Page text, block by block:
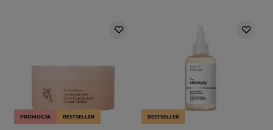
PROMOCJA BESTSELLER BESTSELLER